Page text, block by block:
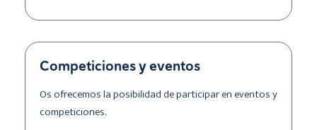
Competiciones y eventos
Os ofrecemos la posibilidad de participar en eventos y
competiciones.